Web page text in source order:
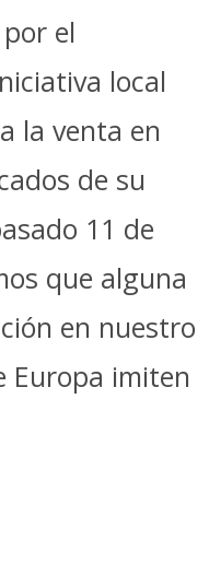
el
local
la venta en
de su
11 de
que alguna
en nuestro
Europa imiten